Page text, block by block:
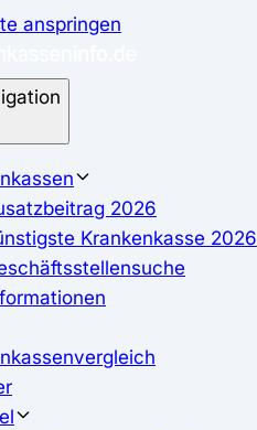
anspringen
2026
Krankenkasse 2026